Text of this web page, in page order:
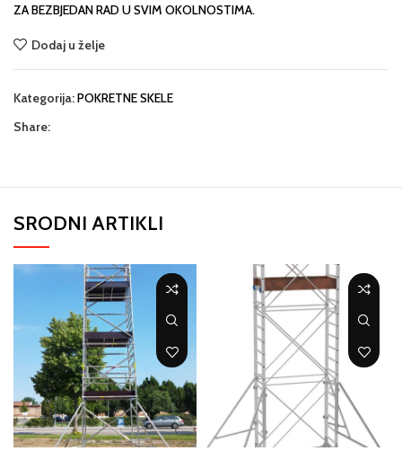
ZA BEZBJEDAN RAD U SVIM OKOLNOSTIMA.
Dodaj u želje
Kategorija:POKRETNE SKELE
Share:
SRODNI ARTIKLI